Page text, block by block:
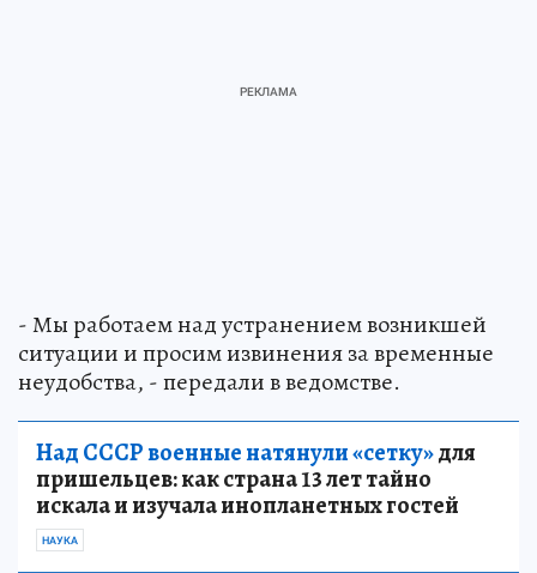
- Мы работаем над устранением возникшей
ситуации и просим извинения за временные
неудобства, - передали в ведомстве.
Над СССР военные натянули «сетку»для
пришельцев: как страна 13 лет тайно
искала и изучала инопланетных гостей
НАУКА